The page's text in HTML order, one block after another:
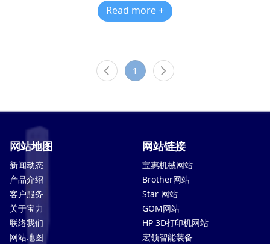
Read more +
1
网站地图
新闻动态
产品介绍
客户服务
关于宝力
联络我们
网站地图
网站链接
宝惠机械网站
Brother网站
Star 网站
GOM网站
HP 3D打印机网站
宏领智能装备